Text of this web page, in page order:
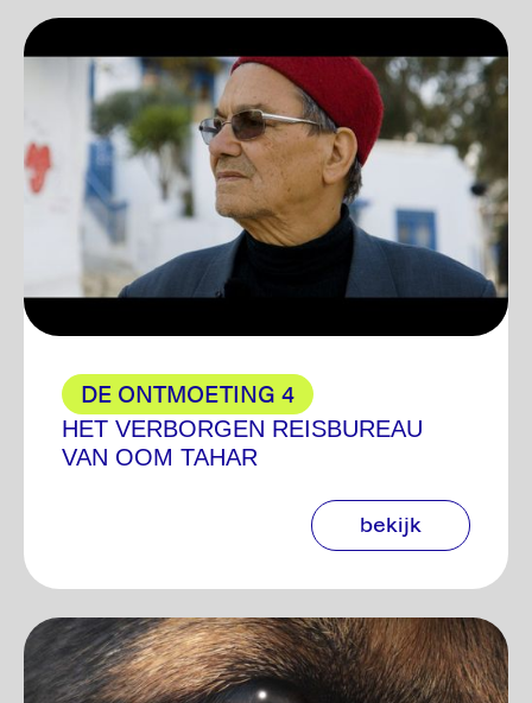
DE ONTMOETING 4
HET VERBORGEN REISBUREAU
VAN OOM TAHAR
bekijk